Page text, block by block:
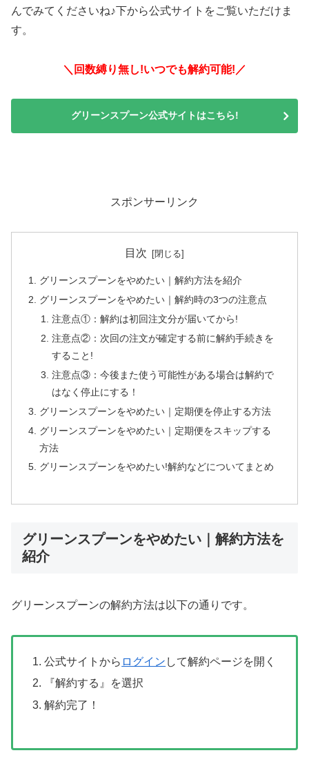
んでみてくださいね♪下から公式サイトをご覧いただけま
す。
＼回数縛り無し!いつでも解約可能!／
グリーンスプーン公式サイトはこちら!
スポンサーリンク
目次
グリーンスプーンをやめたい｜解約方法を紹介
グリーンスプーンをやめたい｜解約時の3つの注意点
注意点①：解約は初回注文分が届いてから!
注意点②：次回の注文が確定する前に解約手続きを
すること!
注意点③：今後また使う可能性がある場合は解約で
はなく停止にする！
グリーンスプーンをやめたい｜定期便を停止する方法
グリーンスプーンをやめたい｜定期便をスキップする
方法
グリーンスプーンをやめたい!解約などについてまとめ
グリーンスプーンをやめたい｜解約方法を
紹介
グリーンスプーンの解約方法は以下の通りです。
公式サイトから ログイン して解約ページを開く
『解約する』を選択
解約完了！